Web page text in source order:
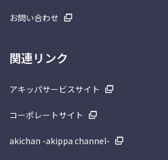
お問い合わせ
関連リンク
アキッパサービスサイト
コーポレートサイト
akichan -akippa channel-